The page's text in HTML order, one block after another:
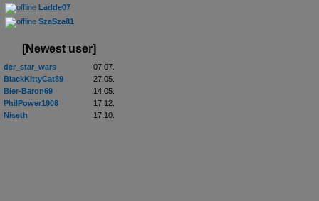
Ladde07
SzaSza81
[Newest user]
der_star_wars
07.07.
BlackKittyCat89
27.05.
Bier-Baron69
14.05.
PhilPower1908
17.12.
Niseth
17.10.